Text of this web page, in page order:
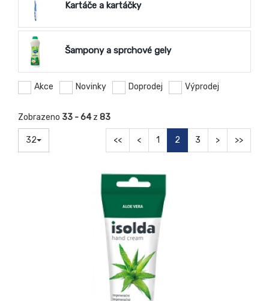
Kartáče a kartáčky
Šampony a sprchové gely
Akce Novinky Doprodej Výprodej
Zobrazeno 33 - 64z 83
32 << < 1 2 3 > >>